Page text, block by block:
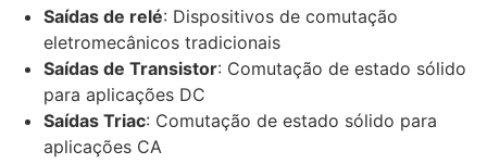
Saídas de relé: Dispositivos de comutação
eletromecânicos tradicionais
Saídas de Transistor: Comutação de estado sólido
para aplicações DC
Saídas Triac: Comutação de estado sólido para
aplicações CA